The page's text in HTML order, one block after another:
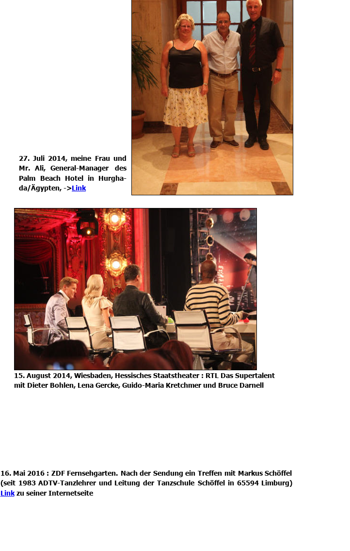
27. Juli 2014, meine Frau und
Mr. Ali, General-Manager
des
Palm
Beach Hotel in Hurgha-
da/Ägypten, ->Link
15. August 2014, Wiesbaden, Hessisches Staatstheater : RTL Das Supertalent
mit Dieter Bohlen, Lena Gercke, Guido-Maria Kretchmer und Bruce Darnell
16. Mai 2016 : ZDF Fernsehgarten. Nach der Sendung ein Treffen mit Markus Schöffel
(seit 1983 ADTV-Tanzlehrer und Leitung der Tanzschule Schöffel in 65594 Limburg)
Link zu seiner Internetseite